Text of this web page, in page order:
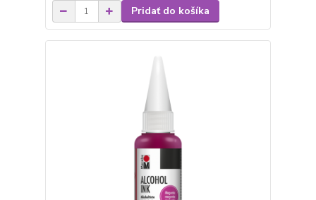
Pridať do košíka